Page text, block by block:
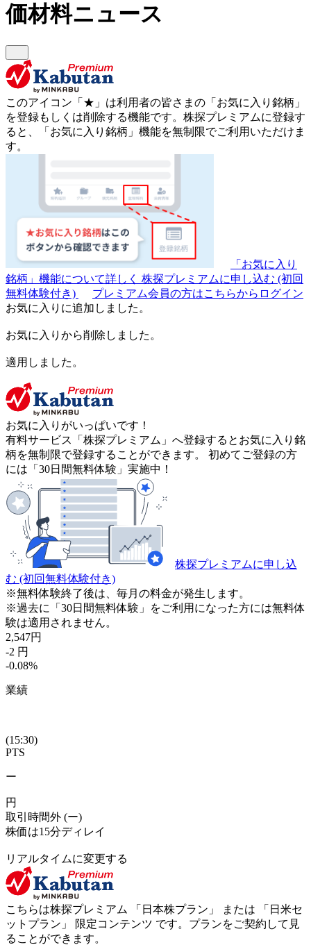
価材料ニュース
このアイコン 「★」 は利用者の皆さまの 「お気に入り銘柄」
を登録もしくは削除する機能です。 株探プレミアムに登録す
ると、「お気に入り銘柄」機能を無制限でご利用いただけま
す。
「お気に入り
銘柄」機能について詳しく 株探プレミアムに申し込む (初回
無料体験付き)
プレミアム会員の方はこちらからログイン
お気に入りに追加しました。
お気に入りから削除しました。
適用しました。
お気に入りがいっぱいです！
有料サービス「株探プレミアム」へ登録するとお気に入り銘
柄を無制限で登録することができます。 初めてご登録の方
には「30日間無料体験」実施中！
株探プレミアムに申し込
む (初回無料体験付き)
※無料体験終了後は、毎月の料金が発生します。
※過去に「30日間無料体験」をご利用になった方には無料体
験は適用されません。
2,547円
-2 円
-0.08%
業績
(15:30)
PTS
ー
円
取引時間外 (ー)
株価は15分ディレイ
リアルタイムに変更する
こちらは株探プレミアム 「 日本株プラン 」 または 「 日米セ
ットプラン 」 限定コンテンツ です。プランをご契約して見
ることができます。